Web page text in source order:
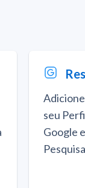
seu
Google